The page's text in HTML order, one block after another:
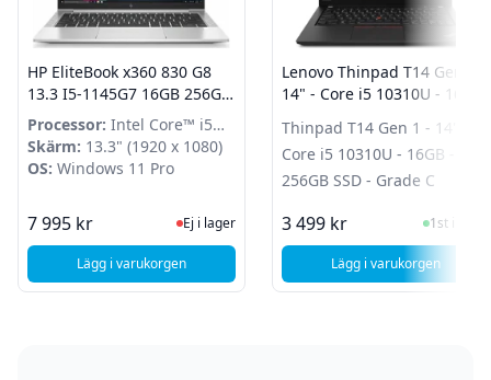
HP EliteBook x360 830 G8
13.3 I5-1145G7 16GB 256GB
Intel Iris Xe Graphics
Windows 11 Pro Grade A-
Processor: Intel Core™ i5
1145G7
Skärm: 13.3" (1920 x 1080)
OS: Windows 11 Pro
7 995 kr Ej i lager, besök produktsidan för
Ej i lager
Lägg i varukorgen, HP EliteBook x360 830 G8 13.3 I5-1145G7 16GB 256GB
Lenovo Thinpad T14 Gen 1 -
14" - Core i5 10310U - 16GB
Thinpad T14 Gen 1 - 14" -
Core i5 10310U - 16GB -
256GB SSD - Grade C
3 499 kr I Lager
1st i lager
Lägg i varukorgen
, Lenovo